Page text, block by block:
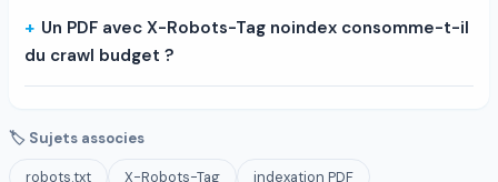
Un PDF avec X-Robots-Tag noindex consomme-t-il
du crawl budget ?
🏷 Sujets associes
robots.txt X-Robots-Tag indexation PDF